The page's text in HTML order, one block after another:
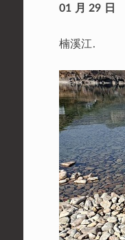
01 月 29 日
楠溪江.